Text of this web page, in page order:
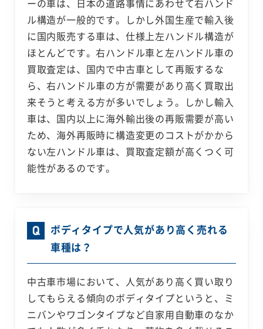
ーの車は、日本の道路事情にあわせて右ハンド
ル構造が一般的です。しかし外国生産で輸入後
に国内販売する車は、仕様上左ハンドル構造が
ほとんどです。右ハンドル車と左ハンドル車の
買取査定は、国内で中古車として再販するな
ら、右ハンドル車の方が需要があり高く買取出
来そうと考える方が多いでしょう。しかし輸入
車は、国内以上に海外輸出後の再販需要が高い
ため、海外再販時に構造変更のコストがかから
ない左ハンドル車は、買取査定額が高くつく可
能性があるのです。
ボディタイプで人気があり高く売れる
車種は？
中古車市場において、人気があり高く買い取り
してもらえる傾向のボディタイプというと、ミ
ニバンやワゴンタイプなど自家用自動車のなか